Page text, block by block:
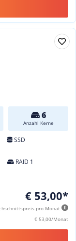
6
Anzahl Kerne
SSD
RAID 1
€ 53,00*
pro Monat
€ 53,00/Monat